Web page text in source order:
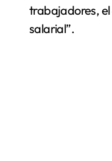
trabajadores, el
salarial”.